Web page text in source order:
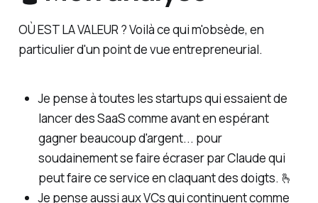
OÙ EST LA VALEUR ? Voilà ce qui m'obsède, en
particulier d'un point de vue entrepreneurial.
Je pense à toutes les startups qui essaient de
lancer des SaaS comme avant en espérant
gagner beaucoup d'argent... pour
soudainement se faire écraser par Claude qui
peut faire ce service en claquant des doigts. 🫰
Je pense aussi aux VCs qui continuent comme